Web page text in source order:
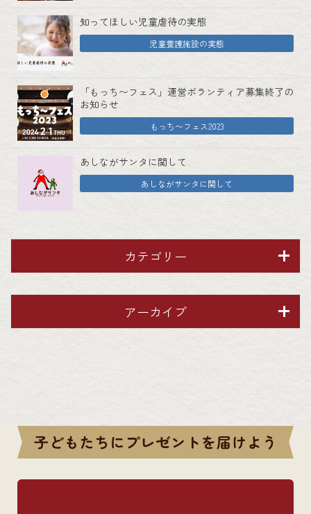
知ってほしい児童虐待の実態
児童養護施設の実態
「もっち〜フェス」運営ボランティア募集終了の
お知らせ
もっち〜フェス2023
あしながサンタに関して
あしながサンタに関して
カテゴリー
アーカイブ